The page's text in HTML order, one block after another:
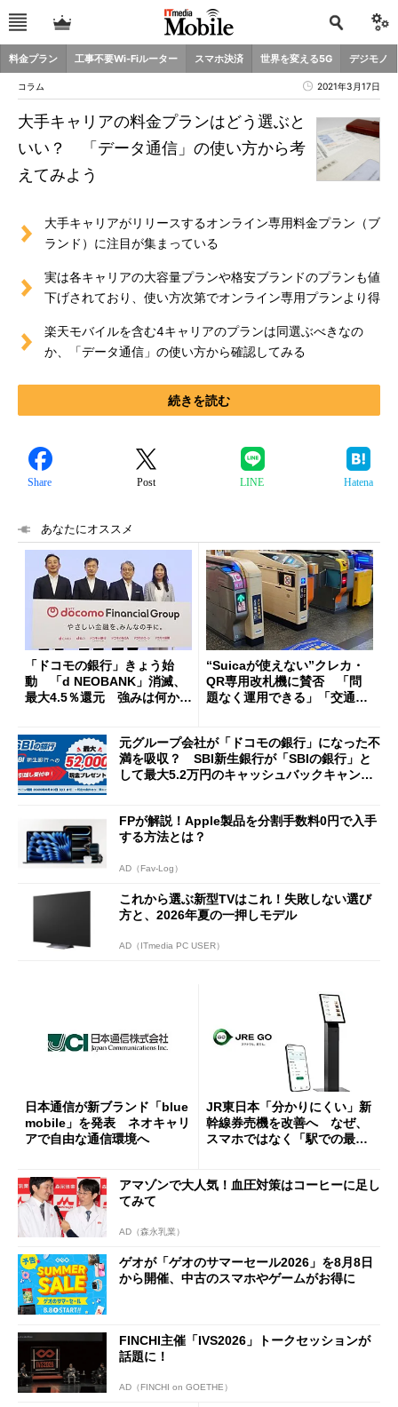
料金プラン 工事不要Wi-Fiルーター スマホ決済 世界を変える5G デジモノ
コラム 2021年3月17日
大手キャリアの料金プランはどう選ぶと
いい？ 「データ通信」の使い方から考
えてみよう
大手キャリアがリリースするオンライン専用料金プラン（ブ
ランド）に注目が集まっている
実は各キャリアの大容量プランや格安ブランドのプランも値
下げされており、使い方次第でオンライン専用プランより得
楽天モバイルを含む4キャリアのプランは同選ぶべきなの
か、「データ通信」の使い方から確認してみる
続きを読む
Share Post LINE Hatena
あなたにオススメ
「ドコモの銀行」きょう始
動 「d NEOBANK」消滅、
最大4.5％還元 強みは何か解
“Suicaが使えない”クレカ・
QR専用改札機に賛否 「問
題なく運用できる」「交通系I
元グループ会社が「ドコモの銀行」になった不
満を吸収？ SBI新生銀行が「SBIの銀行」と
して最大5.2万円のキャッシュバックキャンペ
FPが解説！Apple製品を分割手数料0円で入手
する方法とは？
AD（Fav-Log）
これから選ぶ新型TVはこれ！失敗しない選び
方と、2026年夏の一押しモデル
AD（ITmedia PC USER）
日本通信が新ブランド「blue
mobile」を発表 ネオキャリ
アで自由な通信環境へ
JR東日本「分かりにくい」新
幹線券売機を改善へ なぜ、
スマホではなく「駅での最短
アマゾンで大人気！血圧対策はコーヒーに足し
てみて
AD（森永乳業）
ゲオが「ゲオのサマーセール2026」を8月8日
から開催、中古のスマホやゲームがお得に
FINCHI主催「IVS2026」トークセッションが
話題に！
AD（FINCHI on GOETHE）